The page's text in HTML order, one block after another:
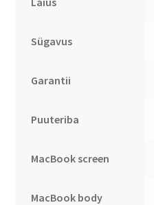
Sügavus
Garantii
Puuteriba
MacBook screen
MacBook body